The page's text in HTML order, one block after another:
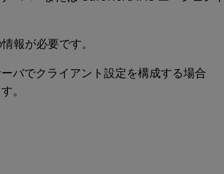
報が必要です。
バでクライアント設定を構成する場合
。